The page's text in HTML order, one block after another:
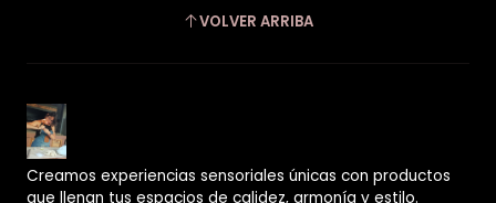
VOLVER ARRIBA
Creamos experiencias sensoriales únicas con productos
que llenan tus espacios de calidez, armonía y estilo.